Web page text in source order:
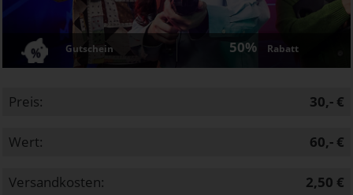
Gutschein 50% Rabatt
Preis: 30,- €
Wert: 60,- €
Versandkosten: 2,50 €